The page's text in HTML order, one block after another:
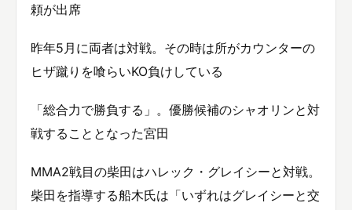
頼が出席
昨年5月に両者は対戦。その時は所がカウンターの
ヒザ蹴りを喰らいKO負けしている
「総合力で勝負する」。優勝候補のシャオリンと対
戦することとなった宮田
MMA2戦目の柴田はハレック・グレイシーと対戦。
柴田を指導する船木氏は「いずれはグレイシーと交